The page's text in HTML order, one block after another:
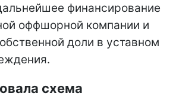
финансирование
оффшорной компании и
доли в уставном
схема